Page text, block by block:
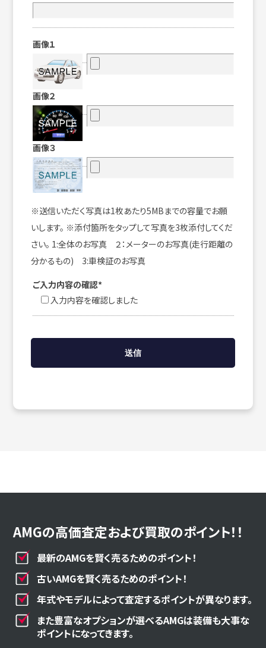
画像１
画像２
画像３
※送信いただく写真は1枚あたり5MBまでの容量でお願
いします。 ※添付箇所をタップして写真を3枚添付してくだ
さい。 1:全体のお写真 ２：メーターのお写真(走行距離の
分かるもの) 3:車検証のお写真
ご入力内容の確認*
入力内容を確認しました
AMGの高価査定および買取のポイント！！
最新のAMGを賢く売るためのポイント！
古いAMGを賢く売るためのポイント！
年式やモデルによって査定するポイントが異なります。
また豊富なオプションが選べるAMGは装備も大事な
ポイントになってきます。